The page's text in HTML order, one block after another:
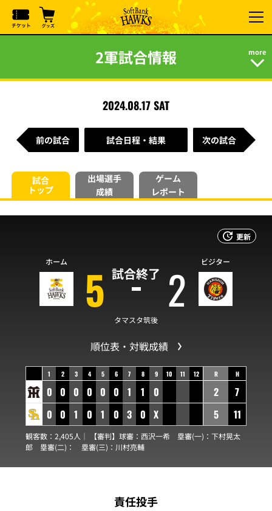
2軍試合情報
2024.08.17 SAT
前の試合 試合日程・結果 次の試合
試合
トップ
出場選手
成績
ゲーム
レポート
更新
試合終了
ホーム 5 2 ビジター
タマスタ筑後
順位表・対戦成績
1 2 3 4 5 6 7 8 9 10 11 12
0 0 0 0 0 0 1 1
0
0 0 1 0 1 0 3 0 X
R H
2
7
5
11
観客数：2,405人｜ 【審判】球審： 西沢一希 塁審(一)： 下村晃太
郎 塁審(二)： 塁審(三)： 川村亮輔
責任投手